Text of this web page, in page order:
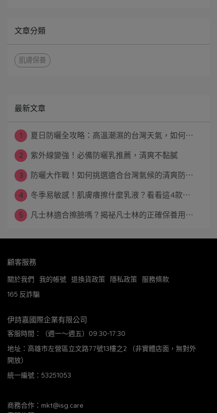
文章分類
肌膚保養
最新文章
1 夏日防曬全攻略：高溫潮濕的台灣天氣，如何⋯
2 紫外線變強！必備防曬乳推薦，清爽不黏膩
3 防曬大作戰！如何挑選適合台灣氣候的清爽防⋯
4 冬季易敏感！肌膚癢擦什麼乳液？看看這4款⋯
5 凡士林適合擦臉嗎？揭祕凡士林的正確保養用⋯
顧客服務
關於我們 我的帳號 退換貨政策 隱私政策
服務條款
165 反詐騙
伊詩嘉國際企業有限公司
客服時間：（週一～週五）09:30-17:30
地址：高雄市左營區立文路77號13樓之2 （非實體店面，無對外
開放）
統一編號：53251053
商務合作：mkt@isg.care